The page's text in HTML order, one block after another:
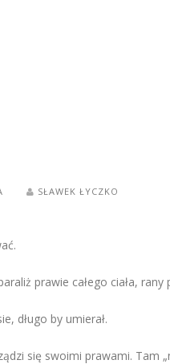
SŁAWEK ŁYCZKO
prawie całego ciała,
długo by umierał.
się swoimi prawami.